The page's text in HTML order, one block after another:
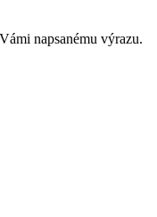
napsanému výrazu.